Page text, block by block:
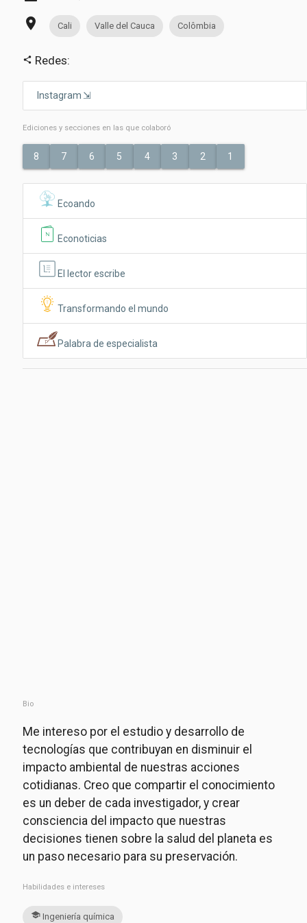
place Cali Valle del Cauca Colômbia
share Redes:
Instagram
Ediciones y secciones en las que colaboró
8 7 6 5 4 3 2 1
Ecoando
Econoticias
El lector escribe
Transformando el mundo
Palabra de especialista
Bio
Me intereso por el estudio y desarrollo de
tecnologías que contribuyan en disminuir el
impacto ambiental de nuestras acciones
cotidianas. Creo que compartir el conocimiento
es un deber de cada investigador, y crear
consciencia del impacto que nuestras
decisiones tienen sobre la salud del planeta es
un paso necesario para su preservación.
Habilidades e intereses
schoolIngeniería química